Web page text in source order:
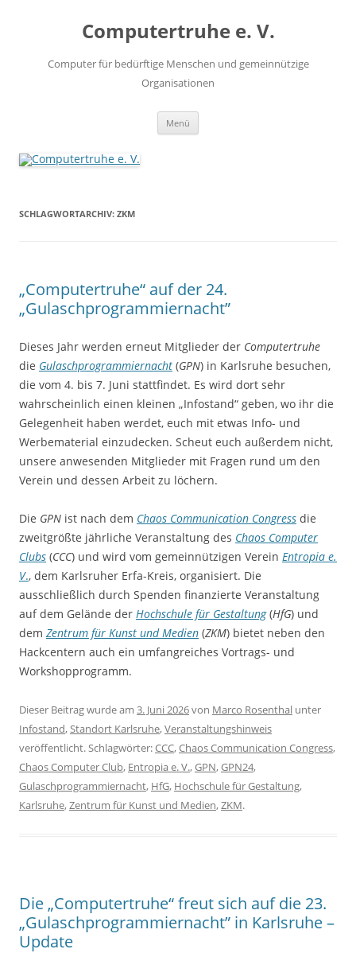
Computertruhe e. V.
Computer für bedürftige Menschen und gemeinnützige
Organisationen
Menü
SCHLAGWORTARCHIV: ZKM
„Computertruhe“ auf der 24.
„Gulaschprogrammiernacht”
Dieses Jahr werden erneut Mitglieder der Computertruhe
die Gulaschprogrammiernacht (GPN) in Karlsruhe besuchen,
die vom 4. bis 7. Juni stattfindet. Es wird dort sehr
wahrscheinlich einen kleinen „Infostand“ geben, wo ihr die
Gelegenheit haben werdet, euch mit etwas Info- und
Werbematerial einzudecken. Scheut euch außerdem nicht,
unsere anwesenden Mitglieder mit Fragen rund um den
Verein und dessen Arbeit zu löchern.
Die GPN ist nach dem Chaos Communication Congress die
zweitgrößte jährliche Veranstaltung des Chaos Computer
Clubs (CCC) und wird vom gemeinnützigen Verein Entropia e.
V., dem Karlsruher Erfa-Kreis, organisiert. Die
ausschließlich durch Spenden finanzierte Veranstaltung
auf dem Gelände der Hochschule für Gestaltung(HfG) und
dem Zentrum für Kunst und Medien (ZKM) bietet neben den
Hackcentern auch ein umfangreiches Vortrags- und
Workshopprogramm.
Dieser Beitrag wurde am 3. Juni 2026von Marco Rosenthal unter
Infostand,Standort Karlsruhe,Veranstaltungshinweis
veröffentlicht. Schlagwörter:CCC,Chaos Communication Congress,
Chaos Computer Club, Entropia e. V.,GPN,GPN24,
Gulaschprogrammiernacht, HfG, Hochschule für Gestaltung,
Karlsruhe,Zentrum für Kunst und Medien,ZKM.
Die „Computertruhe“ freut sich auf die 23.
„Gulaschprogrammiernacht” in Karlsruhe –
Update